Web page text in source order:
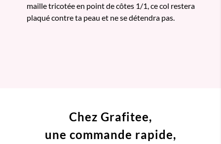
maille tricotée en point de côtes 1/1, ce col restera
plaqué contre ta peau et ne se détendra pas.
Chez Grafitee,
une commande rapide,